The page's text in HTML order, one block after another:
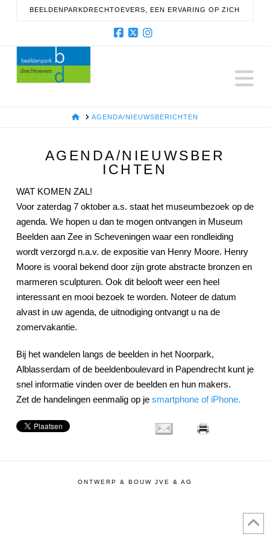
BEELDENPARKDRECHTOEVERS, EEN ERVARING OP ZICH
HOMEAGENDA/NIEUWSBERICHTEN
AGENDA/NIEUWSBER
ICHTEN
WAT KOMEN ZAL!
Voor zaterdag 7 oktober a.s. staat het museumbezoek op de
agenda. We hopen u dan te mogen ontvangen in Museum
Beelden aan Zee in Scheveningen waar een rondleiding
wordt verzorgd n.a.v. de expositie van Henry Moore. Henry
Moore is vooral bekend door zijn grote abstracte bronzen en
marmeren sculpturen. Ook dit belooft weer een heel
interessant en mooi bezoek te worden. Noteer de datum
alvast in uw agenda, de uitnodiging ontvangt u na de
zomervakantie.
Bij het wandelen langs de beelden in het Noorpark,
Alblasserdam of de beeldenboulevard in Papendrecht kunt je
snel informatie vinden over de beelden en hun makers.
Zet de handelingen eenmalig op je smartphone of iPhone.
ONTWERP & BOUW JVE & AG